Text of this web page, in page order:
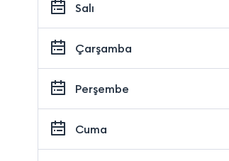
Salı
Çarşamba
Perşembe
Cuma